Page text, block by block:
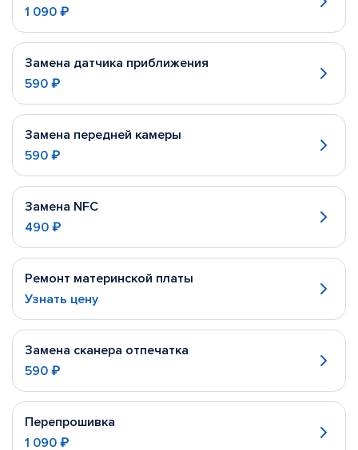
1 090 ₽
Замена датчика приближения
590 ₽
Замена передней камеры
590 ₽
Замена NFC
490 ₽
Ремонт материнской платы
Узнать цену
Замена сканера отпечатка
590 ₽
Перепрошивка
1 090 ₽